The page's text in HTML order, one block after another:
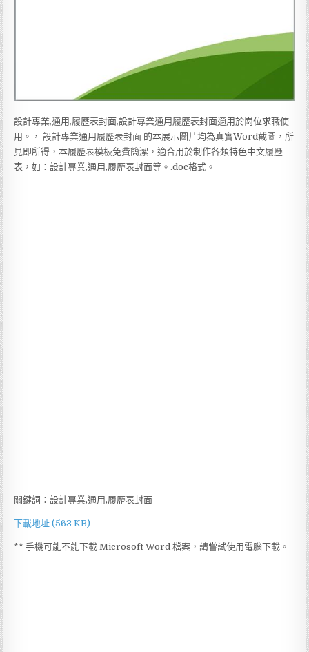
設計專業,通用,履歷表封面,設計專業通用履歷表封面適用於崗位求職使
用。， 設計專業通用履歷表封面 的本展示圖片均為真實Word截圖，所
見即所得，本履歷表模板免費簡潔，適合用於制作各類特色中文履歷
表，如：設計專業,通用,履歷表封面等。.doc格式。
關鍵詞：設計專業,通用,履歷表封面
下載地址 (563 KB)
** 手機可能不能下載 Microsoft Word 檔案，請嘗試使用電腦下載。